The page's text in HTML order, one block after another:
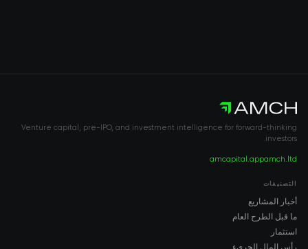
Venture capital, pre-IPO, and investment intelligence for forward-thinking
investors.
amch.ltd
amcapital.app
التصنيفات
أخبار المشاريع
ما قبل الطرح العام
استثمار
رأس المال الجريء